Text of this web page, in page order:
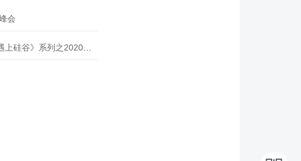
会
》系列之2020年度开源峰会